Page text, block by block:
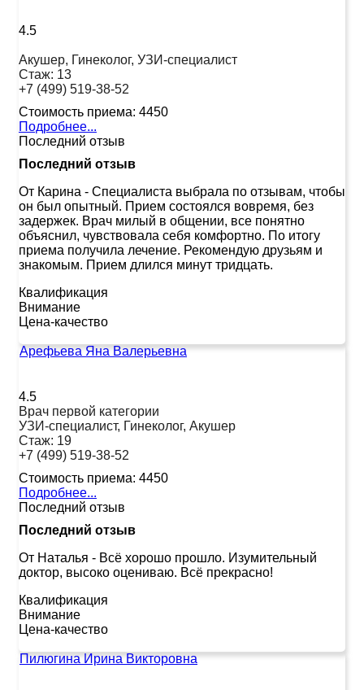
4.5
Акушер, Гинеколог, УЗИ-специалист
Стаж: 13
+7 (499) 519-38-52
Стоимость приема: 4450
Подробнее...
Последний отзыв
Последний отзыв
От Карина - Специалиста выбрала по отзывам, чтобы
он был опытный. Прием состоялся вовремя, без
задержек. Врач милый в общении, все понятно
объяснил, чувствовала себя комфортно. По итогу
приема получила лечение. Рекомендую друзьям и
знакомым. Прием длился минут тридцать.
Квалификация
Внимание
Цена-качество
Арефьева Яна Валерьевна
4.5
Врач первой категории
УЗИ-специалист, Гинеколог, Акушер
Стаж: 19
+7 (499) 519-38-52
Стоимость приема: 4450
Подробнее...
Последний отзыв
Последний отзыв
От Наталья - Всё хорошо прошло. Изумительный
доктор, высоко оцениваю. Всё прекрасно!
Квалификация
Внимание
Цена-качество
Пилюгина Ирина Викторовна